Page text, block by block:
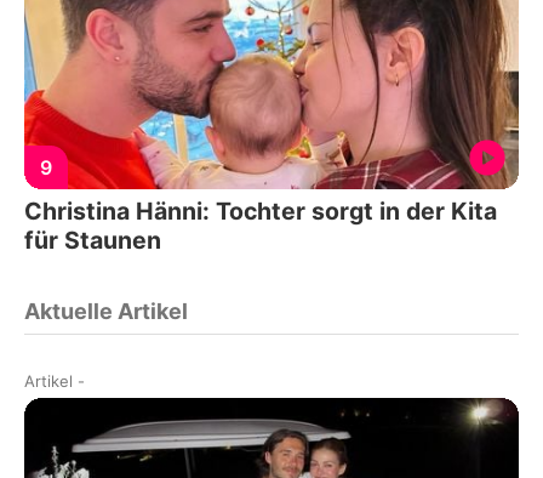
9
Christina Hänni: Tochter sorgt in der Kita
für Staunen
Aktuelle Artikel
Artikel -